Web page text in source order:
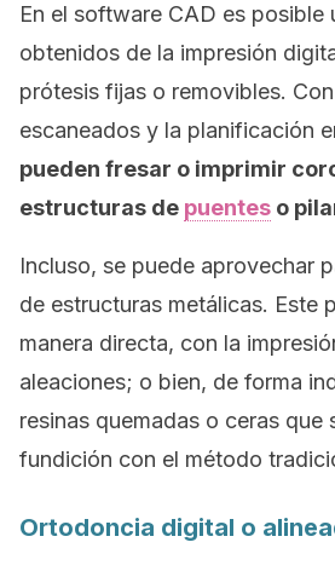
En el software CAD es posible
obtenidos de la impresión
prótesis fijas o removibles.
escaneados y la planificación
pueden fresar o imprimir
estructuras de puentes o
Incluso, se puede aprovechar
de estructuras metálicas. Este
manera directa, con la
aleaciones; o bien, de forma
resinas quemadas o ceras que
fundición con el método
Ortodoncia digital o